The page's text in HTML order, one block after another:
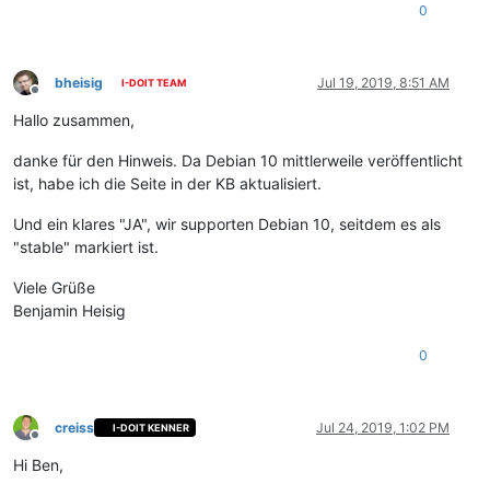
0
Offline
bheisig I-DOIT TEAM Jul 19, 2019, 8:51 AM
Hallo zusammen,
danke für den Hinweis. Da Debian 10 mittlerweile veröffentlicht
ist, habe ich die Seite in der KB aktualisiert.
Und ein klares "JA", wir supporten Debian 10, seitdem es als
"stable" markiert ist.
Viele Grüße
Benjamin Heisig
0
Offline
creiss I-DOIT KENNER Jul 24, 2019, 1:02 PM
Hi Ben,